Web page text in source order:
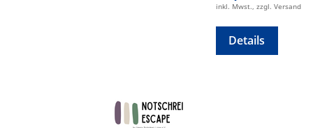
inkl. Mwst., zzgl. Versand
Details